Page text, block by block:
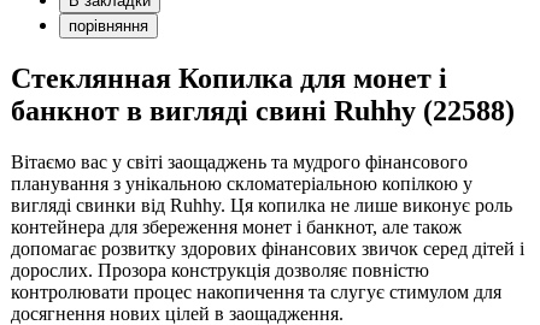
порівняння
Cтеклянная Копилка для монет і
банкнот в вигляді свині Ruhhy (22588)
Вітаємо вас у світі заощаджень та мудрого фінансового
планування з унікальною скломатеріальною копілкою у
вигляді свинки від Ruhhy. Ця копилка не лише виконує роль
контейнера для збереження монет і банкнот, але також
допомагає розвитку здорових фінансових звичок серед дітей і
дорослих. Прозора конструкція дозволяє повністю
контролювати процес накопичення та слугує стимулом для
досягнення нових цілей в заощадження.